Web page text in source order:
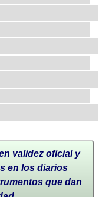
validez oficial y
en los diarios
que dan